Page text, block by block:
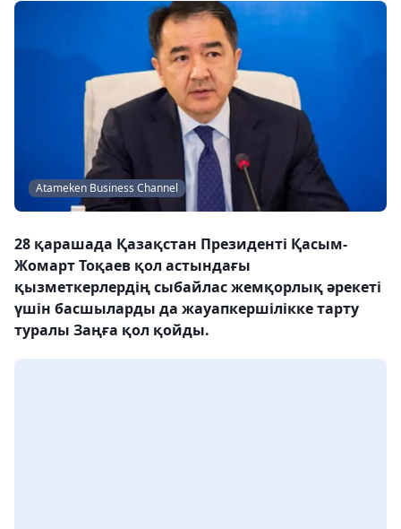
Atameken Business Channel
28 қарашада Қазақстан Президенті Қасым-
Жомарт Тоқаев қол астындағы
қызметкерлердің сыбайлас жемқорлық әрекеті
үшін басшыларды да жауапкершілікке тарту
туралы Заңға қол қойды.